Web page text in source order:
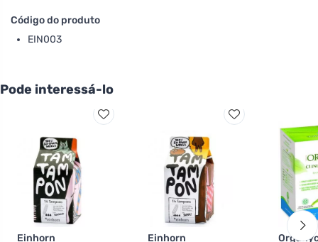
Código do produto
EIN003
Pode interessá-lo
Einhorn
Einhorn